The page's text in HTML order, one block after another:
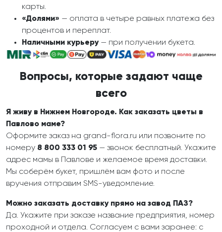
карты.
«Долями» — оплата в четыре равных платежа без
процентов и переплат.
Наличными курьеру— при получении букета.
Вопросы, которые задают чаще
всего
Я живу в Нижнем Новгороде. Как заказать цветы в
Павлово маме?
Оформите заказ на grand-flora.ru или позвоните по
номеру 8 800 333 01 95 — звонок бесплатный. Укажите
адрес мамы в Павлове и желаемое время доставки.
Мы соберём букет, пришлём вам фото и после
вручения отправим SMS-уведомление.
Можно заказать доставку прямо на завод ПАЗ?
Да. Укажите при заказе название предприятия, номер
проходной и отдела. Согласуем с вами заранее: с